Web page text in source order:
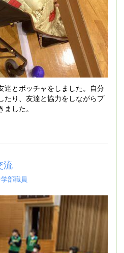
達とボッチャをしました。自分
たり、友達と協力をしながらプ
した。
流
部職員